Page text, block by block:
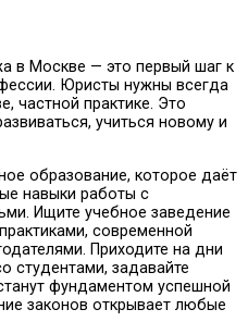
в Москве — это первый шаг к
Юристы нужны всегда
частной практике. Это
учиться новому и
образование, которое даёт
навыки работы с
Ищите учебное заведение
современной
Приходите на дни
студентами, задавайте
фундаментом успешной
законов открывает любые